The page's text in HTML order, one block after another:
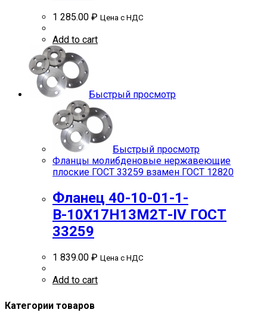
1 285.00 ₽ Цена с НДС
Add to cart
Быстрый просмотр
Быстрый просмотр
Фланцы молибденовые нержавеющие
плоские ГОСТ 33259 взамен ГОСТ 12820
Фланец 40-10-01-1-
В-10Х17Н13М2Т-IV ГОСТ
33259
1 839.00 ₽ Цена с НДС
Add to cart
Категории товаров